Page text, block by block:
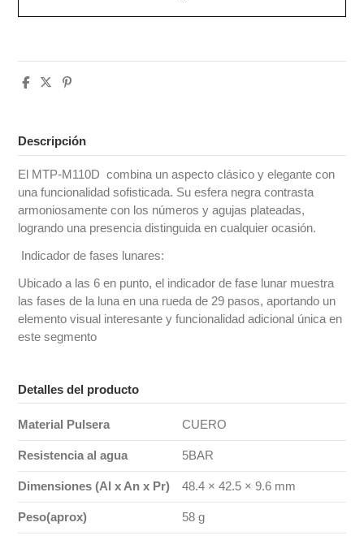
Descripción
El MTP-M110D combina un aspecto clásico y elegante con
una funcionalidad sofisticada. Su esfera negra contrasta
armoniosamente con los números y agujas plateadas,
logrando una presencia distinguida en cualquier ocasión.
Indicador de fases lunares:
Ubicado a las 6 en punto, el indicador de fase lunar muestra
las fases de la luna en una rueda de 29 pasos, aportando un
elemento visual interesante y funcionalidad adicional única en
este segmento
Detalles del producto
Material Pulsera CUERO
Resistencia al agua 5BAR
Dimensiones (Al x An x Pr) 48.4 × 42.5 × 9.6 mm
Peso(aprox) 58 g